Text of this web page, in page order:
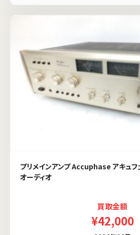
プリメインアンプ Accuphase アキュ
オーディオ
買取金額
¥42,000